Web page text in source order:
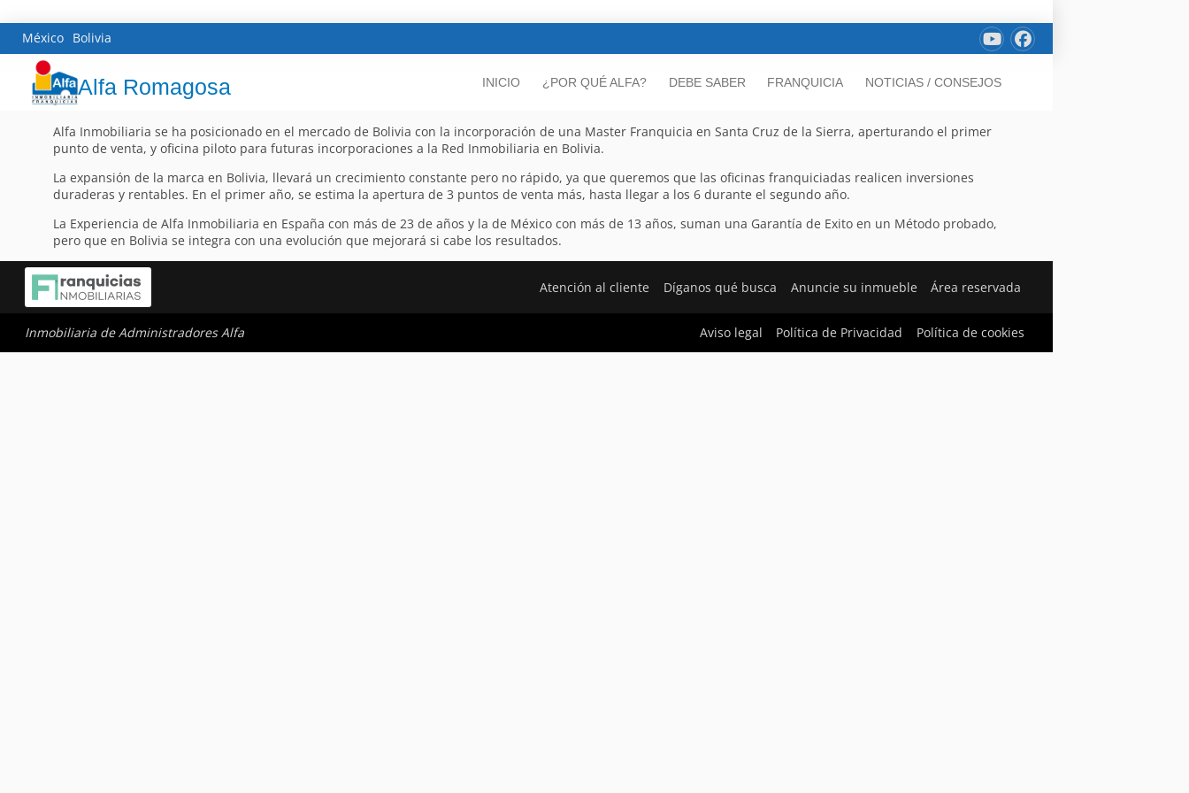
México Bolivia
Alfa Romagosa INICIO ¿POR QUÉ ALFA? DEBE SABER FRANQUICIA NOTICIAS / CONSEJOS
Alfa Inmobiliaria se ha posicionado en el mercado de Bolivia con la incorporación de una Master Franquicia en Santa Cruz de la Sierra, aperturando el primer
punto de venta, y oficina piloto para futuras incorporaciones a la Red Inmobiliaria en Bolivia.
La expansión de la marca en Bolivia, llevará un crecimiento constante pero no rápido, ya que queremos que las oficinas franquiciadas realicen inversiones
duraderas y rentables. En el primer año, se estima la apertura de 3 puntos de venta más, hasta llegar a los 6 durante el segundo año.
La Experiencia de Alfa Inmobiliaria en España con más de 23 de años y la de México con más de 13 años, suman una Garantía de Exito en un Método probado,
pero que en Bolivia se integra con una evolución que mejorará si cabe los resultados.
Atención al cliente Díganos qué busca Anuncie su inmueble Área reservada
Inmobiliaria de Administradores Alfa Aviso legal Política de Privacidad Política de cookies